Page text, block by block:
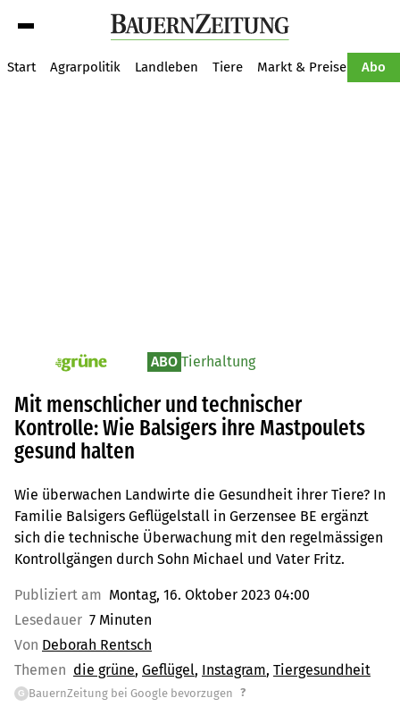
Start Agrarpolitik Landleben Tiere Markt & Preise Abo
pv_die-grune-online ABO Tierhaltung
Mit menschlicher und technischer
Kontrolle: Wie Balsigers ihre Mastpoulets
gesund halten
Wie überwachen Landwirte die Gesundheit ihrer Tiere? In
Familie Balsigers Geflügelstall in Gerzensee BE ergänzt
sich die technische Überwachung mit den regelmässigen
Kontrollgängen durch Sohn Michael und Vater Fritz.
Publiziert am Montag, 16. Oktober 2023 04:00
Lesedauer 7 Minuten
Von Deborah Rentsch
Themen die grüne Geflügel Instagram Tiergesundheit
G BauernZeitung bei Google bevorzugen ?